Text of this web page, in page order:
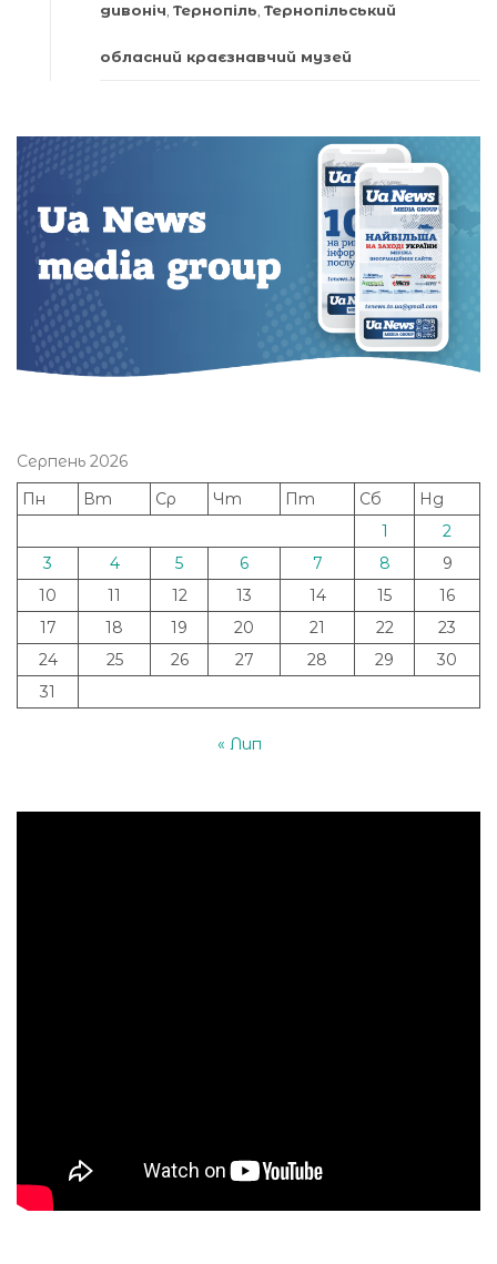
дивоніч Тернопіль Тернопільський
обласний краєзнавчий музей
Серпень 2026
Пн
Вт Ср Чт Пт Сб
Нд
1
2
3
4 5 6 7 8
9
10
11 12 13 14 15
16
17
18 19 20 21 22
23
24
25 26 27 28 29
30
31
« Лип